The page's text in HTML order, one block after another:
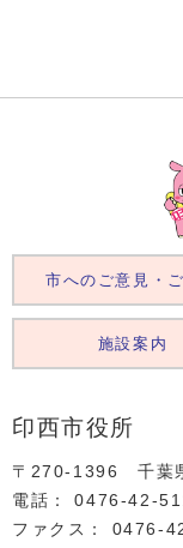
印西市役所
〒270-1396 千葉
電話：
ファクス：
市へのご意見・
施設案内